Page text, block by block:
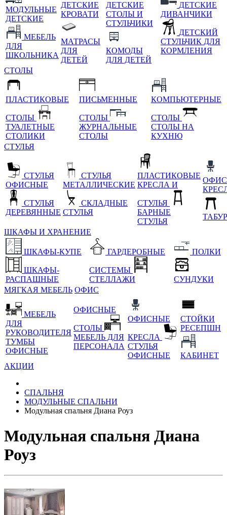
МОДУЛЬНЫЕ
ДЕТСКИЕ
МЕБЕЛЬ
ДЛЯ
ШКОЛЬНИКА
ДЕТСКИЕ
КРОВАТИ
МАТРАСЫ
ДЛЯ
ДЕТЕЙ
ДЕТСКИЕ
СТОЛЫ И
СТУЛЬЧИКИ
КОМОДЫ
ДЛЯ ДЕТЕЙ
ДЕТСКИЕ
ДИВАНЧИКИ
ДЕТСКИЙ
СТУЛЬЧИК ДЛЯ
КОРМЛЕНИЯ
СТОЛЫ
ПЛАСТИКОВЫЕ
СТОЛЫ
ТУАЛЕТНЫЕ
СТОЛИКИ
ПИСЬМЕННЫЕ
СТОЛЫ
ЖУРНАЛЬНЫЕ
СТОЛЫ
КОМПЬЮТЕРНЫЕ
СТОЛЫ
СТОЛЫ НА
КУХНЮ
СТУЛЬЯ
СТУЛЬЯ
ОФИСНЫЕ
СТУЛЬЯ
ДЕРЕВЯННЫЕ
СТУЛЬЯ
МЕТАЛЛИЧЕСКИЕ
СКЛАДНЫЕ
СТУЛЬЯ
ПЛАСТИКОВЫЕ
КРЕСЛА И
СТУЛЬЯ
БАРНЫЕ
СТУЛЬЯ
ШКАФЫ И ХРАНЕНИЕ
ШКАФЫ-КУПЕ
ШКАФЫ-
РАСПАШНЫЕ
ГАРДЕРОБНЫЕ
СИСТЕМЫ
СТЕЛЛАЖИ
ПОЛКИ
СУНДУКИ
МЯГКАЯ МЕБЕЛЬ ОФИС
МЕБЕЛЬ
ДЛЯ
РУКОВОДИТЕЛЯ
ТУМБЫ
ОФИСНЫЕ
ОФИСНЫЕ
СТОЛЫ
МЕБЕЛЬ ДЛЯ
ПЕРСОНАЛА
ОФИСНЫЕ
КРЕСЛА
СТУЛЬЯ
ОФИСНЫЕ
СТОЙКИ
РЕСЕПШН
КАБИНЕТ
АКЦИИ
СПАЛЬНЯ
МОДУЛЬНЫЕ СПАЛЬНИ
Модульная спальня Диана Роуз
Модульная спальня Диана
Роуз